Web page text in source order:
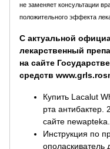
не заменяет консультации
положительного эффекта
С актуальной
лекарственный
на сайте
средств
Купить Lacalut
рта
сайте
Инструкция по
ополаскиватель